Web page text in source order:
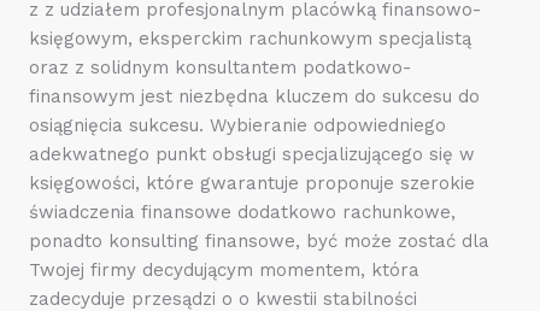
z z udziałem profesjonalnym placówką finansowo-
księgowym, eksperckim rachunkowym specjalistą
oraz z solidnym konsultantem podatkowo-
finansowym jest niezbędna kluczem do sukcesu do
osiągnięcia sukcesu. Wybieranie odpowiedniego
adekwatnego punkt obsługi specjalizującego się w
księgowości, które gwarantuje proponuje szerokie
świadczenia finansowe dodatkowo rachunkowe,
ponadto konsulting finansowe, być może zostać dla
Twojej firmy decydującym momentem, która
zadecyduje przesądzi o o kwestii stabilności